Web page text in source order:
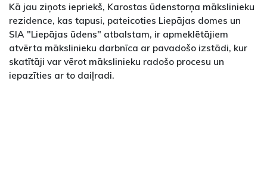
Kā jau ziņots iepriekš, Karostas ūdenstorņa mākslinieku
rezidence, kas tapusi, pateicoties Liepājas domes un
SIA "Liepājas ūdens" atbalstam, ir apmeklētājiem
atvērta mākslinieku darbnīca ar pavadošo izstādi, kur
skatītāji var vērot mākslinieku radošo procesu un
iepazīties ar to daiļradi.